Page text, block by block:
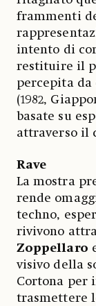
frammenti
intento di
restituire il
percepita da
(1982,
basate su
attraverso il
Rave
La mostra
rende
techno,
rivivono
Zoppellaro
visivo della
Cortona per
trasmettere